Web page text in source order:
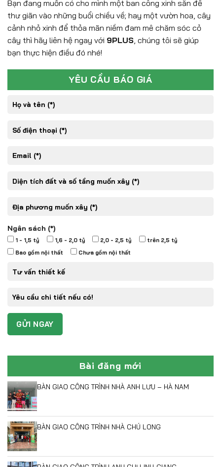
Bạn đang muốn có cho mình một ban công xinh sắn để
thư giãn vào những buổi chiều về; hay một vườn hoa, cây
cảnh nhỏ xinh để thỏa mãn niềm đam mê chăm sóc cỏ
cây thì hãy liên hệ ngay với 9PLUS , chúng tôi sẽ giúp
bạn thực hiện điều đó nhé!
YÊU CẦU BÁO GIÁ
Ngân sách (*)
1 - 1,5 tỷ 1,6 - 2,0 tỷ 2,0 - 2,5 tỷ
trên 2,5 tỷ
Bao gồm nội thất
Chưa gồm nội thất
Bài đăng mới
BÀN GIAO CÔNG TRÌNH NHÀ ANH LƯU – HÀ NAM
BÀN GIAO CÔNG TRÌNH NHÀ CHÚ LONG